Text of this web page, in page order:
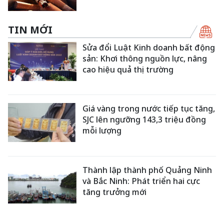
TIN MỚI
Sửa đổi Luật Kinh doanh bất động
sản: Khơi thông nguồn lực, nâng
cao hiệu quả thị trường
Giá vàng trong nước tiếp tục tăng,
SJC lên ngưỡng 143,3 triệu đồng
mỗi lượng
Thành lập thành phố Quảng Ninh
và Bắc Ninh: Phát triển hai cực
tăng trưởng mới